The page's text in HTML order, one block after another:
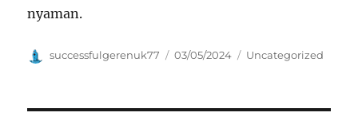
nyaman.
Author
successfulgerenuk77
Posted
03/05/2024 Categories
Uncategorized